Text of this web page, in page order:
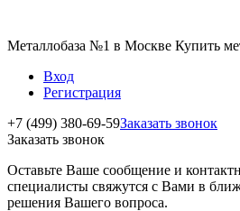
Металлобаза №1 в Москве Купить
Вход
Регистрация
+7 (499) 380-69-59Заказать звонок
Заказать звонок
Оставьте Ваше сообщение и
специалисты свяжутся с Вами в
решения Вашего вопроса.